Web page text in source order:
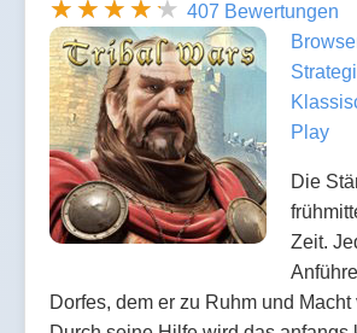
407 Bewertungen
Play
Die
Zeit.
Dorfes, dem er zu Ruhm und